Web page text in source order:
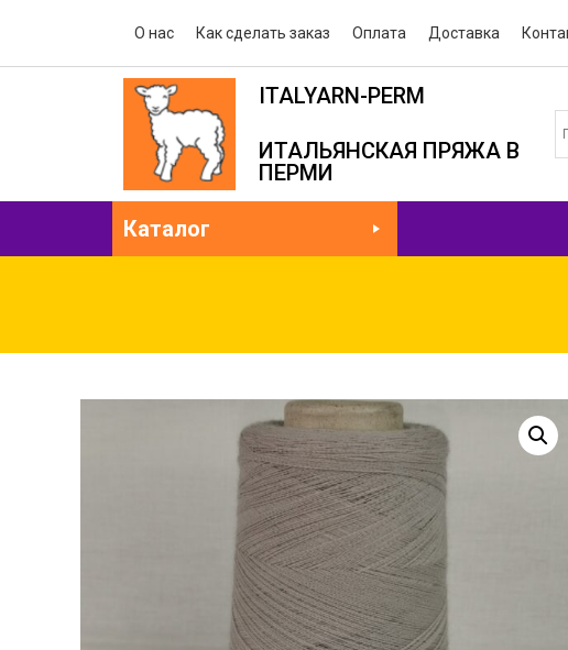
О нас Как сделать заказ Оплата Доставка
ITALYARN-PERM
ИТАЛЬЯНСКАЯ ПРЯЖА В
ПЕРМИ
Каталог